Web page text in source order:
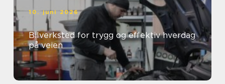
10. juni 2026
Bilverksted for trygg og effektiv hverdag
på veien